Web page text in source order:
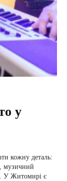
у
кожну деталь:
музичний
У Житомирі є